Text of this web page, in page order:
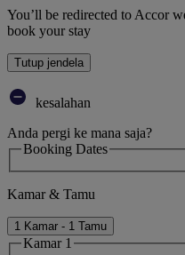
You’ll be redirected to Accor
book your stay
Tutup jendela
kesalahan
Anda pergi ke mana saja?
Booking Dates
Kamar & Tamu
1 Kamar - 1 Tamu
Kamar 1